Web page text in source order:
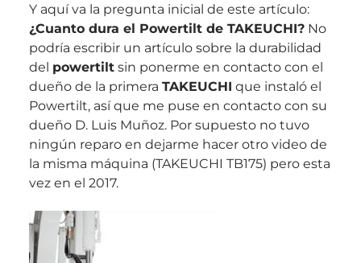
Y aquí va la pregunta inicial de este artículo:
¿Cuanto dura el Powertilt de TAKEUCHI? No
podría escribir un artículo sobre la durabilidad
del powertilt sin ponerme en contacto con el
dueño de la primera TAKEUCHI que instaló el
Powertilt, así que me puse en contacto con su
dueño D. Luis Muñoz. Por supuesto no tuvo
ningún reparo en dejarme hacer otro video de
la misma máquina (TAKEUCHI TB175) pero esta
vez en el 2017.